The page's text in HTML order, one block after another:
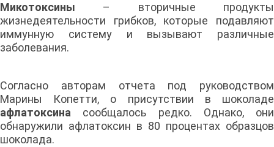
Микотоксины – вторичные продукты
жизнедеятельности грибков, которые подавляют
иммунную систему и вызывают различные
заболевания.
Согласно авторам отчета под руководством
Марины Копетти, о присутствии в шоколаде
афлатоксина сообщалось редко. Однако, они
обнаружили афлатоксин в 80 процентах образцов
шоколада.